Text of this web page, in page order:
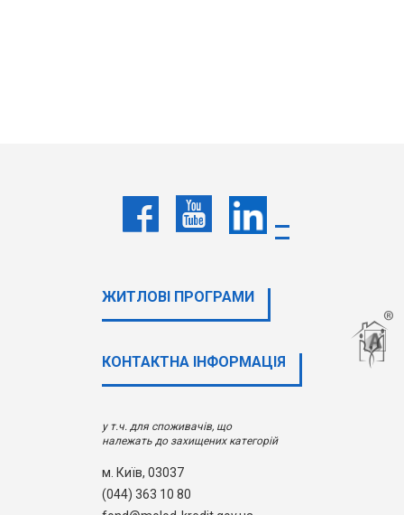
ЖИТЛОВІ ПРОГРАМИ
КОНТАКТНА ІНФОРМАЦІЯ
у т.ч. для споживачів, що
належать до захищених категорій
м. Київ, 03037
(044) 363 10 80